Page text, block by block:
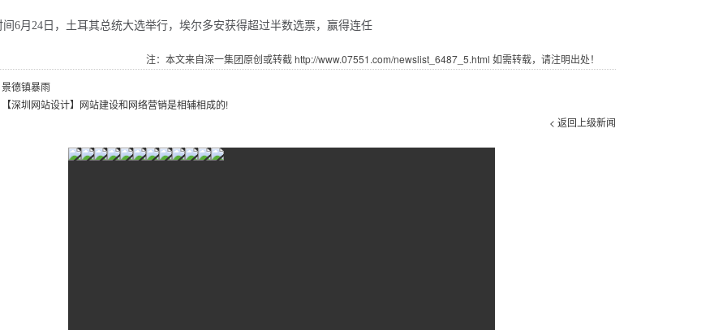
24日，土耳其总统大选举行，埃尔多安获得超过半数选票，赢得连任
注：本文来自深一集团原创或转截 http://www.07551.com/newslist_6487_5.html 如需转载，请注明出处！
景德镇暴雨
【深圳网站设计】网站建设和网络营销是相辅相成的!
< 返回上级新闻